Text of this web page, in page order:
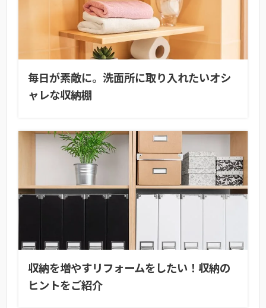
毎日が素敵に。洗面所に取り入れたいオシ
ャレな収納棚
収納を増やすリフォームをしたい！収納の
ヒントをご紹介